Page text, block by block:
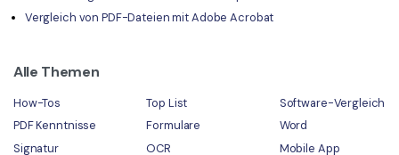
Vergleich von PDF-Dateien mit Adobe Acrobat
Alle Themen
How-Tos Top List
Software-Vergleich
PDF Kenntnisse
Formulare
Word
Signatur
OCR
Mobile App